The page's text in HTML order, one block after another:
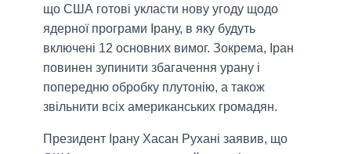
що США готові укласти нову угоду щодо
ядерної програми Ірану, в яку будуть
включені 12 основних вимог. Зокрема, Іран
повинен зупинити збагачення урану і
попередню обробку плутонію, а також
звільнити всіх американських громадян.
Президент Ірану Хасан Рухані заявив, що